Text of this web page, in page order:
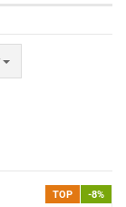
TOP -8%